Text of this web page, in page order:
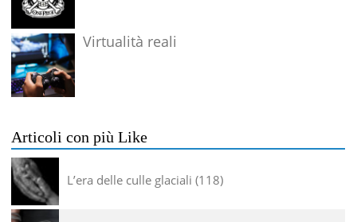
Virtualità reali
Articoli con più Like
L’era delle culle glaciali 118